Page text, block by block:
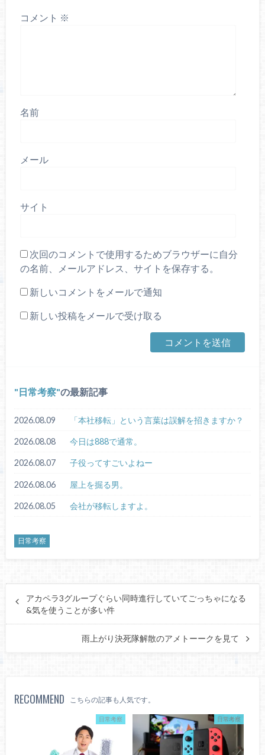
コメント ※
名前
メール
サイト
次回のコメントで使用するためブラウザーに自分
の名前、メールアドレス、サイトを保存する。
新しいコメントをメールで通知
新しい投稿をメールで受け取る
日常考察 の最新記事
2026.08.09 「本社移転」という言葉は誤解を招きますか？
2026.08.08 今日は888で通常。
2026.08.07 子役ってすごいよねー
2026.08.06 屋上を掘る男。
2026.08.05 会社が移転しますよ。
日常考察
アカペラ3グループぐらい同時進行していてごっちゃになる
&気を使うことが多い件
雨上がり決死隊解散のアメトーークを見て
RECOMMEND こちらの記事も人気です。
日常考察 日常考察